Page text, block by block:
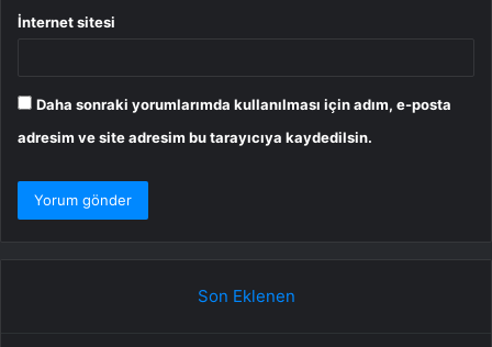
İnternet sitesi
Daha sonraki yorumlarımda kullanılması için adım, e-posta
adresim ve site adresim bu tarayıcıya kaydedilsin.
Son Eklenen